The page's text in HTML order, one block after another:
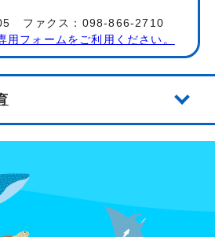
ファクス：098-866-2710
用フォームをご利用ください。